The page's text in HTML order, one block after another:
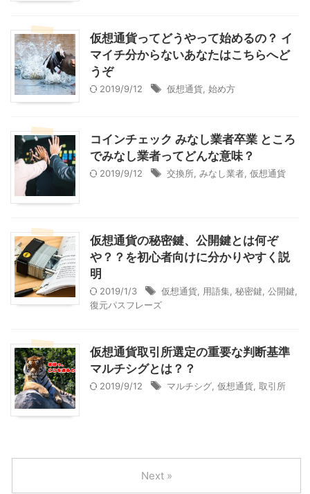
仮想通貨ってどうやって始めるの？ イ
マイチ分からないあなたはこちらへど
うぞ
2019/9/12 仮想通貨 始め方
コインチェック みなし業者卒業 ところ
でみなし業者ってどんな意味？
2019/9/12 交換所 みなし業者 仮想通貨
仮想通貨の秘密鍵、公開鍵とは何ぞ
や？？を初心者向けに分かりやすく説
明
2019/1/3 仮想通貨 用語集 秘密鍵 公開鍵
復元パスフレーズ
仮想通貨取引所選定の重要な判断基準
マルチシグとは？？
2019/9/12 マルチシグ 仮想通貨 取引所
Next »